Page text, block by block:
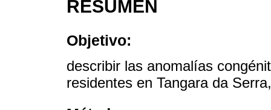
RESUMEN
Objetivo:
describir las anomalías
residentes en Tangara da